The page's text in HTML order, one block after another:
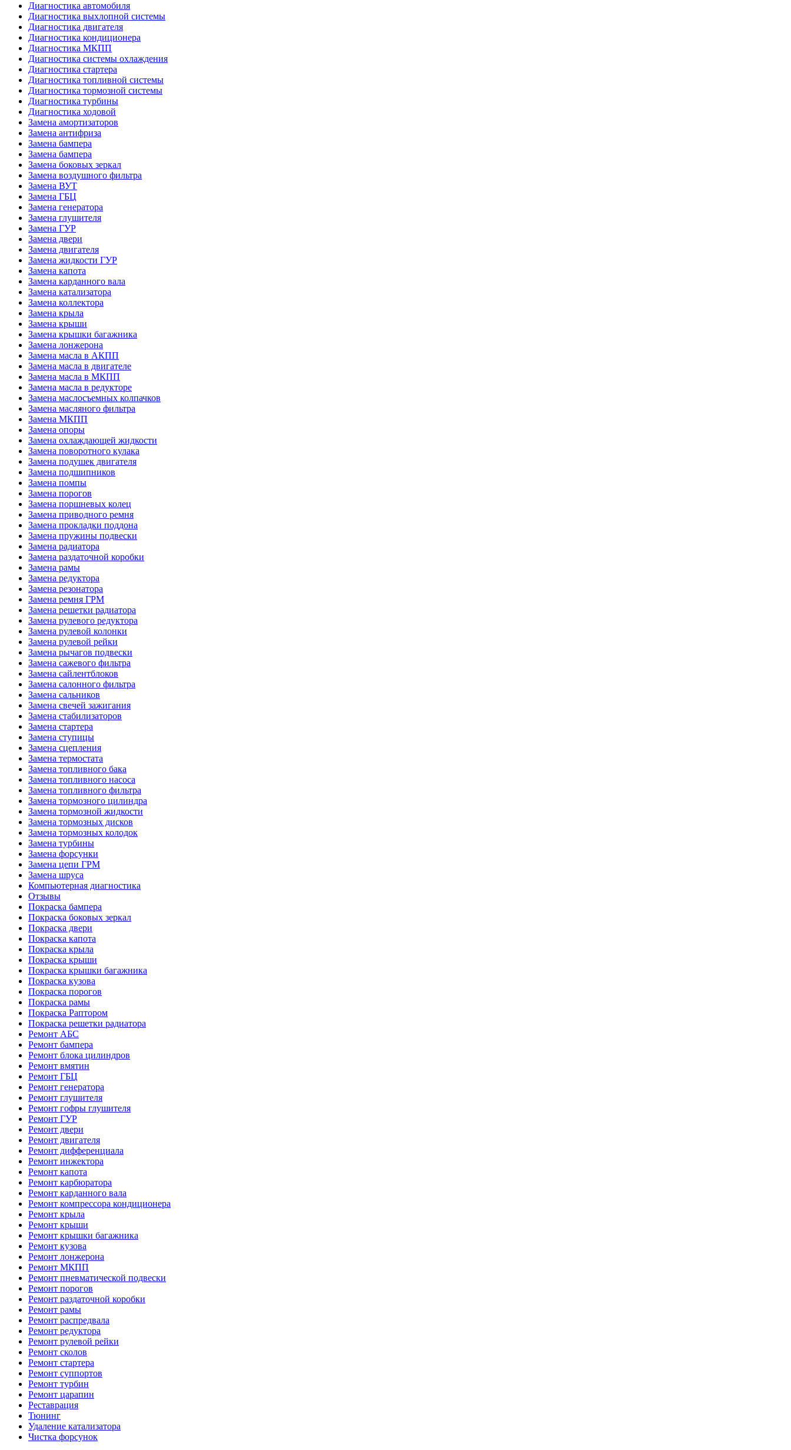
Диагностика автомобиля
Диагностика выхлопной системы
Диагностика двигателя
Диагностика кондиционера
Диагностика МКПП
Диагностика системы охлаждения
Диагностика стартера
Диагностика топливной системы
Диагностика тормозной системы
Диагностика турбины
Диагностика ходовой
Замена амортизаторов
Замена антифриза
Замена бампера
Замена бампера
Замена боковых зеркал
Замена воздушного фильтра
Замена ВУТ
Замена ГБЦ
Замена генератора
Замена глушителя
Замена ГУР
Замена двери
Замена двигателя
Замена жидкости ГУР
Замена капота
Замена карданного вала
Замена катализатора
Замена коллектора
Замена крыла
Замена крыши
Замена крышки багажника
Замена лонжерона
Замена масла в АКПП
Замена масла в двигателе
Замена масла в МКПП
Замена масла в редукторе
Замена маслосъемных колпачков
Замена масляного фильтра
Замена МКПП
Замена опоры
Замена охлаждающей жидкости
Замена поворотного кулака
Замена подушек двигателя
Замена подшипников
Замена помпы
Замена порогов
Замена поршневых колец
Замена приводного ремня
Замена прокладки поддона
Замена пружины подвески
Замена радиатора
Замена раздаточной коробки
Замена рамы
Замена редуктора
Замена резонатора
Замена ремня ГРМ
Замена решетки радиатора
Замена рулевого редуктора
Замена рулевой колонки
Замена рулевой рейки
Замена рычагов подвески
Замена сажевого фильтра
Замена сайлентблоков
Замена салонного фильтра
Замена сальников
Замена свечей зажигания
Замена стабилизаторов
Замена стартера
Замена ступицы
Замена сцепления
Замена термостата
Замена топливного бака
Замена топливного насоса
Замена топливного фильтра
Замена тормозного цилиндра
Замена тормозной жидкости
Замена тормозных дисков
Замена тормозных колодок
Замена турбины
Замена форсунки
Замена цепи ГРМ
Замена шруса
Компьютерная диагностика
Отзывы
Покраска бампера
Покраска боковых зеркал
Покраска двери
Покраска капота
Покраска крыла
Покраска крыши
Покраска крышки багажника
Покраска кузова
Покраска порогов
Покраска рамы
Покраска Раптором
Покраска решетки радиатора
Ремонт АБС
Ремонт бампера
Ремонт блока цилиндров
Ремонт вмятин
Ремонт ГБЦ
Ремонт генератора
Ремонт глушителя
Ремонт гофры глушителя
Ремонт ГУР
Ремонт двери
Ремонт двигателя
Ремонт дифференциала
Ремонт инжектора
Ремонт капота
Ремонт карбюратора
Ремонт карданного вала
Ремонт компрессора кондиционера
Ремонт крыла
Ремонт крыши
Ремонт крышки багажника
Ремонт кузова
Ремонт лонжерона
Ремонт МКПП
Ремонт пневматической подвески
Ремонт порогов
Ремонт раздаточной коробки
Ремонт рамы
Ремонт распредвала
Ремонт редуктора
Ремонт рулевой рейки
Ремонт сколов
Ремонт стартера
Ремонт суппортов
Ремонт турбин
Ремонт царапин
Реставрация
Тюнинг
Удаление катализатора
Чистка форсунок